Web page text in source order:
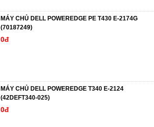
MÁY CHỦ DELL POWEREDGE PE T430 E-2174G
(70187249)
0đ
MÁY CHỦ DELL POWEREDGE T340 E-2124
(42DEFT340-025)
0đ